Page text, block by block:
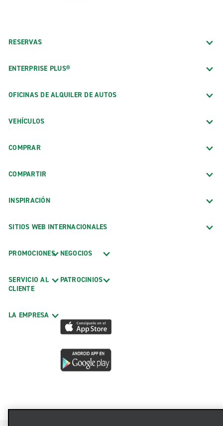
RESERVAS
ENTERPRISE PLUS®
OFICINAS DE ALQUILER DE AUTOS
VEHÍCULOS
COMPRAR
COMPARTIR
INSPIRACIÓN
SITIOS WEB INTERNACIONALES
PROMOCIONES
SERVICIO AL
CLIENTE
LA EMPRESA
NEGOCIOS
PATROCINIOS